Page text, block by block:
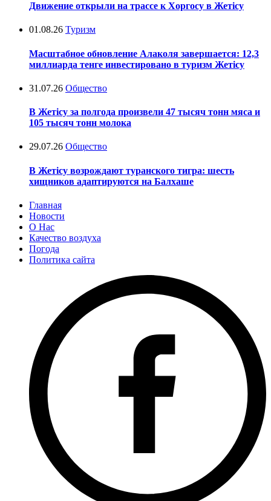
Движение открыли на трассе к Хоргосу в Жетісу
01.08.26 Туризм
Масштабное обновление Алаколя завершается: 12,3
миллиарда тенге инвестировано в туризм Жетісу
31.07.26 Общество
В Жетісу за полгода произвели 47 тысяч тонн мяса и
105 тысяч тонн молока
29.07.26 Общество
В Жетісу возрождают туранского тигра: шесть
хищников адаптируются на Балхаше
Главная
Новости
О Нас
Качество воздуха
Погода
Политика сайта